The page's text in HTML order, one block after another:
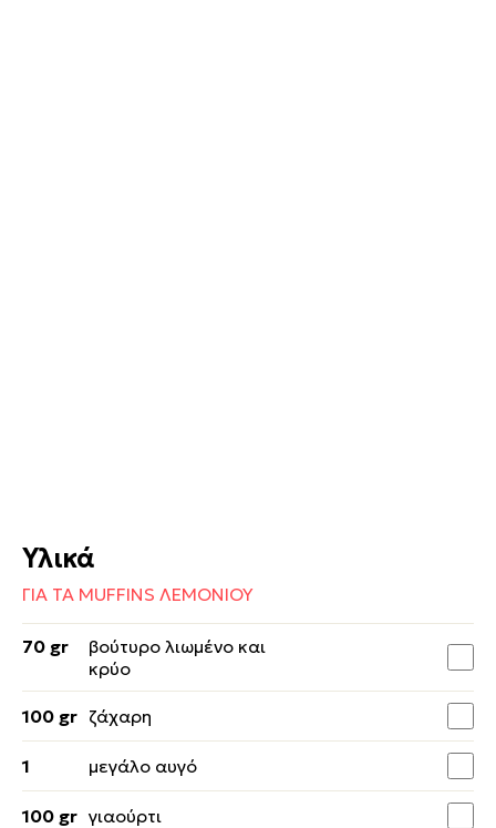
Υλικά
ΓΙΑ ΤΑ MUFFINS ΛΕΜΟΝΙΟΥ
70 gr
βούτυρο λιωμένο και
κρύο
100 gr ζάχαρη
1 μεγάλο αυγό
100 gr γιαούρτι